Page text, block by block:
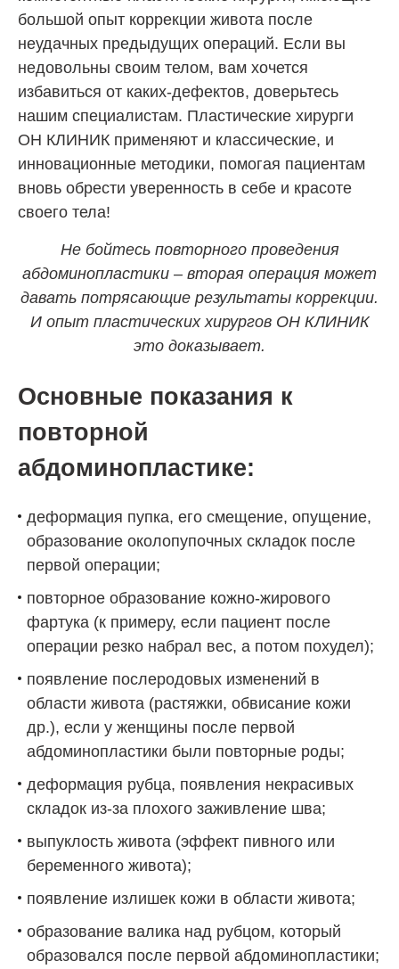
большой опыт коррекции живота после
неудачных предыдущих операций. Если вы
недовольны своим телом, вам хочется
избавиться от каких-дефектов, доверьтесь
нашим специалистам. Пластические хирурги
ОН КЛИНИК применяют и классические, и
инновационные методики, помогая пациентам
вновь обрести уверенность в себе и красоте
своего тела!
Не бойтесь повторного проведения
абдоминопластики – вторая операция может
давать потрясающие результаты коррекции.
И опыт пластических хирургов ОН КЛИНИК
это доказывает.
Основные показания к
повторной
абдоминопластике:
деформация пупка, его смещение, опущение,
образование околопупочных складок после
первой операции;
повторное образование кожно-жирового
фартука (к примеру, если пациент после
операции резко набрал вес, а потом похудел);
появление послеродовых изменений в
области живота (растяжки, обвисание кожи
др.), если у женщины после первой
абдоминопластики были повторные роды;
деформация рубца, появления некрасивых
складок из-за плохого заживление шва;
выпуклость живота (эффект пивного или
беременного живота);
появление излишек кожи в области живота;
образование валика над рубцом, который
образовался после первой абдоминопластики;